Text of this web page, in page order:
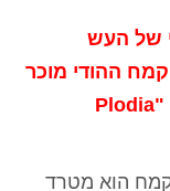
של העש
ההודי מוכר
גם כעשנור הקמח, או בשמו המדעי "Plodia
הוא מטרד